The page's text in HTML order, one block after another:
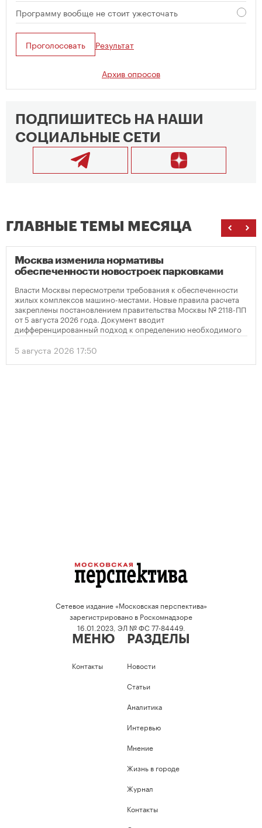
Программу вообще не стоит ужесточать
Проголосовать Результат
Архив опросов
ПОДПИШИТЕСЬ НА НАШИ
СОЦИАЛЬНЫЕ СЕТИ
ГЛАВНЫЕ ТЕМЫ МЕСЯЦА
Москва изменила нормативы
обеспеченности новостроек парковками
Власти Москвы пересмотрели требования к обеспеченности
жилых комплексов машино-местами. Новые правила расчета
закреплены постановлением правительства Москвы № 2118-ПП
от 5 августа 2026 года. Документ вводит
дифференцированный подход к определению необходимого
количества парковок в зависимости от площади квартир и
устанавливает переходный период для уже согласованных
проектов.
5 августа 2026 17:50
Сетевое издание «Московская перспектива»
зарегистрировано в Роскомнадзоре
16.01.2023, ЭЛ № ФС 77-84449.
МЕНЮ
Контакты
РАЗДЕЛЫ
Новости
Статьи
Аналитика
Интервью
Мнение
Жизнь в городе
Журнал
Контакты